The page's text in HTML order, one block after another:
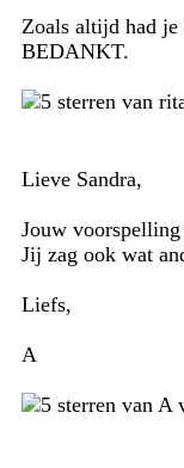
Zoals altijd had je
BEDANKT.
Lieve Sandra,
Jouw
Jij zag ook wat
Liefs,
A